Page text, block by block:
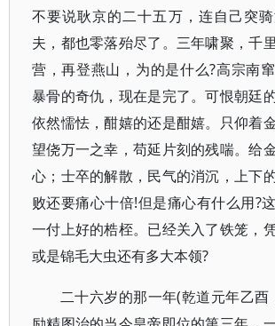
不要说耿京的二十五万，连自己突
夫，都也零落殆尽了。三年啸聚，千
营，再登燕山，为的是什么?高宗南
暴骨的奇仇，现在是完了。可恨朝廷
依然懦怯，酣嬉的还是酣嬉。只仰着
望侥万一之幸，苟延片刻的残喘。给
心；士卒的解散，民气的消沉，上下
败还要痛心十倍!但是痛心有什么用?
一付上好的梏桎。已经关入了铁笼，
或是锦毛大虫还有多大本领?
二十六岁的那一年(乾道元年乙酉